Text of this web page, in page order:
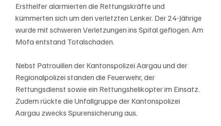
Ersthelfer alarmierten die Rettungskräfte und
kümmerten sich um den verletzten Lenker. Der 24-Jährige
wurde mit schweren Verletzungen ins Spital geflogen. Am
Mofa entstand Totalschaden.
Nebst Patrouillen der Kantonspolizei Aargau und der
Regionalpolizei standen die Feuerwehr, der
Rettungsdienst sowie ein Rettungshelikopter im Einsatz.
Zudem rückte die Unfallgruppe der Kantonspolizei
Aargau zwecks Spurensicherung aus.